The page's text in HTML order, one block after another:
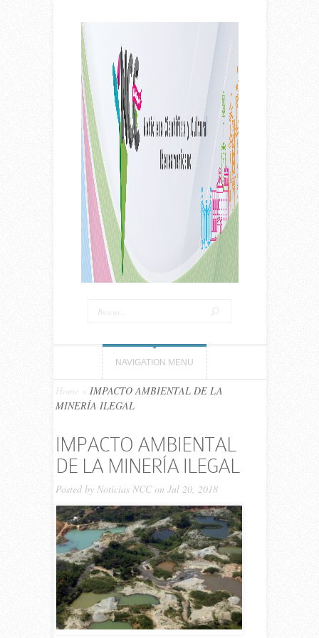
NAVIGATION MENU
Home
IMPACTO AMBIENTAL DE LA
MINERÍA ILEGAL
IMPACTO AMBIENTAL
DE LA MINERÍA ILEGAL
Posted by Noticias NCCon Jul 20, 2018